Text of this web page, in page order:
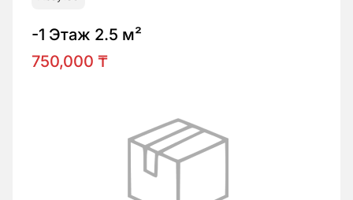
-1 Этаж 2.5 м²
750,000 ₸